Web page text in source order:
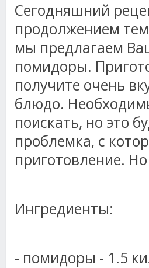
Сегодняшний
продолжением
мы предлагаем
помидоры.
получите очень
блюдо.
поискать, но это
проблемка, с
приготовление.
Ингредиенты:
- помидоры - 1.5